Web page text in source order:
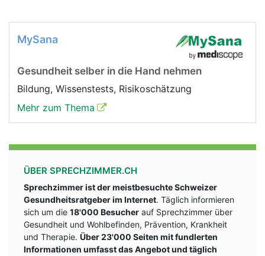
MySana
Gesundheit selber in die Hand nehmen
Bildung, Wissenstests, Risikoschätzung
Mehr zum Thema
ÜBER SPRECHZIMMER.CH
Sprechzimmer ist der meistbesuchte Schweizer
Gesundheitsratgeber im Internet. Täglich informieren
sich um die 18'000 Besucher auf Sprechzimmer über
Gesundheit und Wohlbefinden, Prävention, Krankheit
und Therapie. Über 23'000 Seiten mit fundlerten
Informationen umfasst das Angebot und täglich